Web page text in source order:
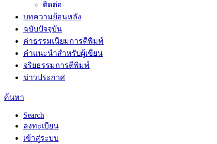
ติดต่อ
บทความย้อนหลัง
ฉบับปัจจุบัน
ค่าธรรมเนียมการตีพิมพ์
คำแนะนำสำหรับผู้เขียน
จริยธรรมการตีพิมพ์
ข่าวประกาศ
ค้นหา
Search
ลงทะเบียน
เข้าสู่ระบบ